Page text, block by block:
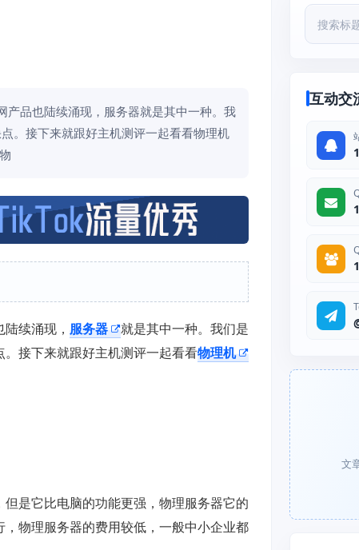
产品也陆续涌现，服务器就是其中一种。我
。接下来就跟好主机测评一起看看物理机
续涌现， 服务器
就是其中一种。我们是
接下来就跟好主机测评一起看看物理机
是它比电脑的功能更强，物理服务器它的
物理服务器的费用较低，一般中小企业都
互动交
文